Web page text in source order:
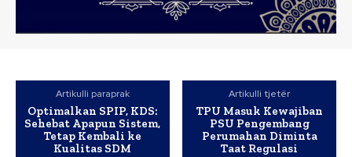
Artikulli paraprak
Optimalkan SPIP, KDS:
Sehebat Apapun Sistem,
Tetap Kembali ke
Kualitas SDM
Artikulli tjetër
TPU Masuk Kewajiban
PSU Pengembang
Perumahan Diminta
Taat Regulasi